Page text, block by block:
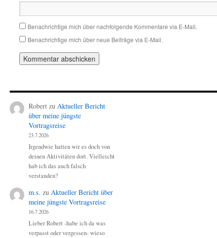
Benachrichtige mich über nachfolgende Kommentare via E-Mail.
Benachrichtige mich über neue Beiträge via E-Mail.
Robert zu Aktueller Bericht
über meine jüngste
Vortragsreise
23.7.2026
Irgendwie hatten wir es doch von
deinen Aktivitäten dort. Vielleicht
hab ich das auch falsch
verstanden?
m.s. zu Aktueller Bericht über
meine jüngste Vortragsreise
16.7.2026
Lieber Robert -habe ich da was
verpasst oder vergessen- wieso